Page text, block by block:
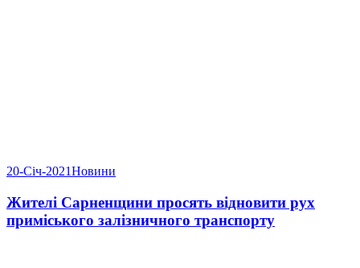
20-Січ-2021Новини
Жителі Сарненщини просять відновити рух
приміського залізничного транспорту